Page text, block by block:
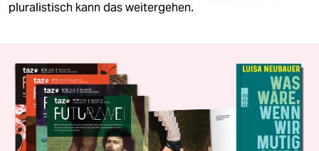
pluralistisch kann das weitergehen.